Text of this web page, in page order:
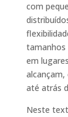
com
tamanhos
em
até atrás
Neste